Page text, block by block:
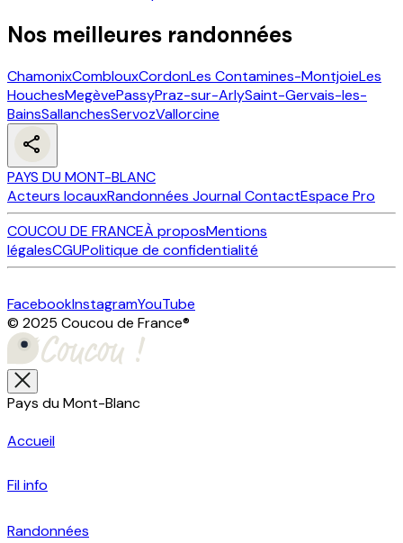
Nos meilleures randonnées
ChamonixComblouxCordonLes Contamines-MontjoieLes
HouchesMegèvePassyPraz-sur-ArlySaint-Gervais-les-
BainsSallanchesServozVallorcine
PAYS DU MONT-BLANC
Acteurs locauxRandonnées JournalContactEspace Pro
COUCOU DE FRANCEÀ proposMentions
légalesCGUPolitique de confidentialité
FacebookInstagramYouTube
© 2025 Coucou de France®
Pays du Mont-Blanc
Accueil
Fil info
Randonnées